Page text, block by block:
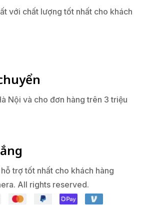
với chất lượng tốt nhất cho khách
Nội và cho đơn hàng trên 3 triệu
trợ tốt nhất cho khách hàng
All rights reserved.